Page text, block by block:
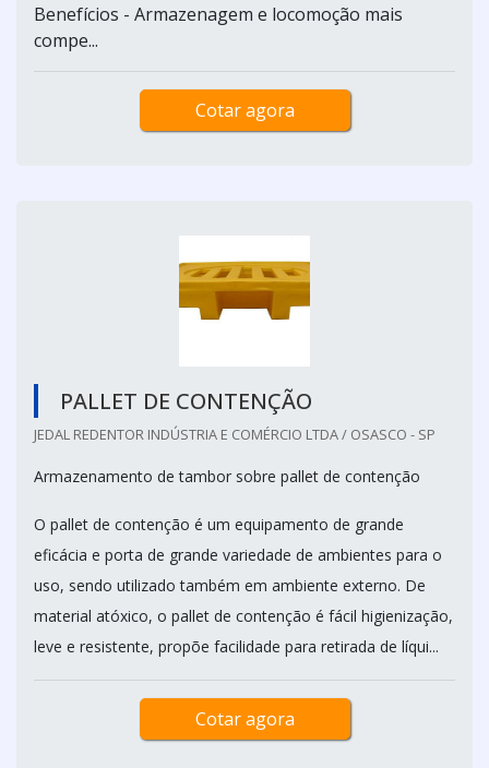
Benefícios - Armazenagem e locomoção mais
compe...
Cotar agora
PALLET DE CONTENÇÃO
JEDAL REDENTOR INDÚSTRIA E COMÉRCIO LTDA / OSASCO - SP
Armazenamento de tambor sobre pallet de contenção
O pallet de contenção é um equipamento de grande
eficácia e porta de grande variedade de ambientes para o
uso, sendo utilizado também em ambiente externo. De
material atóxico, o pallet de contenção é fácil higienização,
leve e resistente, propõe facilidade para retirada de líqui...
Cotar agora